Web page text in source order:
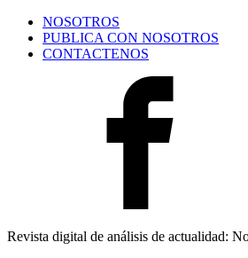
NOSOTROS
PUBLICA CON NOSOTROS
CONTACTENOS
Revista digital de análisis de actualidad: